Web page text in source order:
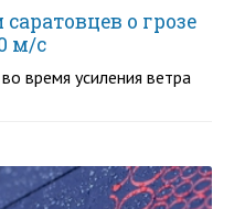
о грозе
м/с
время усиления ветра